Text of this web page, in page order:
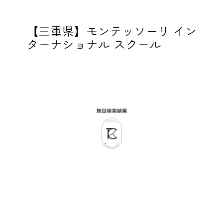
【三重県】モンテッソーリ イン
ターナショナル スクール